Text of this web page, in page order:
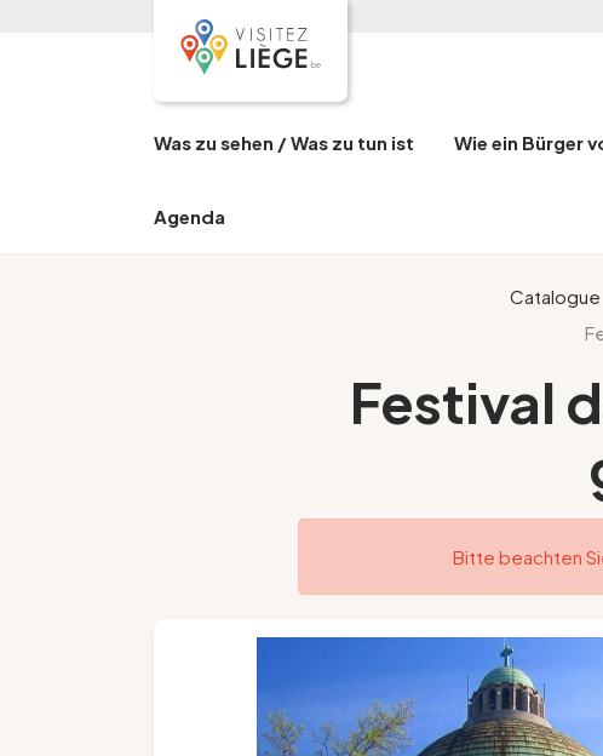
Was zu sehen / Was zu tun ist Wie ein Bürger
Agenda
Catalogue
Festival
Bitte beachten